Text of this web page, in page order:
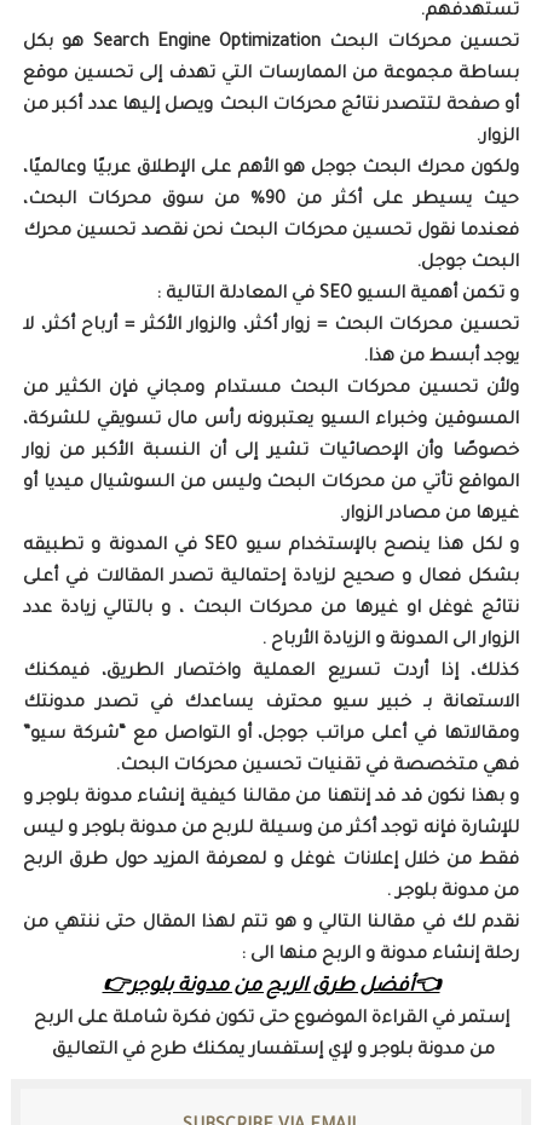
تستهدفهم.
تحسين محركات البحث Search Engine Optimization هو بكل
بساطة مجموعة من الممارسات التي تهدف إلى تحسين موقع
أو صفحة لتتصدر نتائج محركات البحث ويصل إليها عدد أكبر من
الزوار.
ولكون محرك البحث جوجل هو الأهم على الإطلاق عربيًا وعالميًا،
حيث يسيطر على أكثر من 90% من سوق محركات البحث،
فعندما نقول تحسين محركات البحث نحن نقصد تحسين محرك
البحث جوجل.
و تكمن أهمية السيو SEO في المعادلة التالية :
تحسين محركات البحث = زوار أكثر، والزوار الأكثر = أرباح أكثر، لا
يوجد أبسط من هذا.
ولأن تحسين محركات البحث مستدام ومجاني فإن الكثير من
المسوقين وخبراء السيو يعتبرونه رأس مال تسويقي للشركة،
خصوصًا وأن الإحصائيات تشير إلى أن النسبة الأكبر من زوار
المواقع تأتي من محركات البحث وليس من السوشيال ميديا أو
غيرها من مصادر الزوار.
و لكل هذا ينصح بالإستخدام سيو SEO في المدونة و تطبيقه
بشكل فعال و صحيح لزيادة إحتمالية تصدر المقالات في أعلى
نتائج غوغل او غيرها من محركات البحث ، و بالتالي زيادة عدد
الزوار الى المدونة و الزيادة الأرباح .
كذلك، إذا أردت تسريع العملية واختصار الطريق، فيمكنك
الاستعانة بـ خبير سيو محترف يساعدك في تصدر مدونتك
ومقالاتها في أعلى مراتب جوجل، أو التواصل مع “شركة سيو”
فهي متخصصة في تقنيات تحسين محركات البحث.
و بهذا نكون قد قد إنتهنا من مقالنا كيفية إنشاء مدونة بلوجر و
للإشارة فإنه توجد أكثر من وسيلة للربح من مدونة بلوجر و ليس
فقط من خلال إعلانات غوغل و لمعرفة المزيد حول طرق الربح
من مدونة بلوجر .
نقدم لك في مقالنا التالي و هو تتم لهذا المقال حتى ننتهي من
رحلة إنشاء مدونة و الربح منها الى :
👈أفضل طرق الربح من مدونة بلوجر👉
إستمر في القراءة الموضوع حتى تكون فكرة شاملة على الربح
من مدونة بلوجر و لإي إستفسار يمكنك طرح في التعاليق